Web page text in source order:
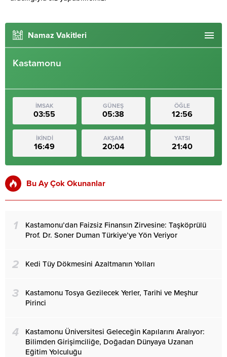
Namaz Vakitleri
Kastamonu
İMSAK
03:55
GÜNEŞ
05:38
ÖĞLE
12:56
İKİNDİ
16:49
AKŞAM
20:04
YATSI
21:40
Bu Ay Çok Okunanlar
1
Kastamonu’dan Faizsiz Finansın Zirvesine: Taşköprülü
Prof. Dr. Soner Duman Türkiye’ye Yön Veriyor
2 Kedi Tüy Dökmesini Azaltmanın Yolları
3
Kastamonu Tosya Gezilecek Yerler, Tarihi ve Meşhur
Pirinci
4
Kastamonu Üniversitesi Geleceğin Kapılarını Aralıyor:
Bilimden Girişimciliğe, Doğadan Dünyaya Uzanan
Eğitim Yolculuğu